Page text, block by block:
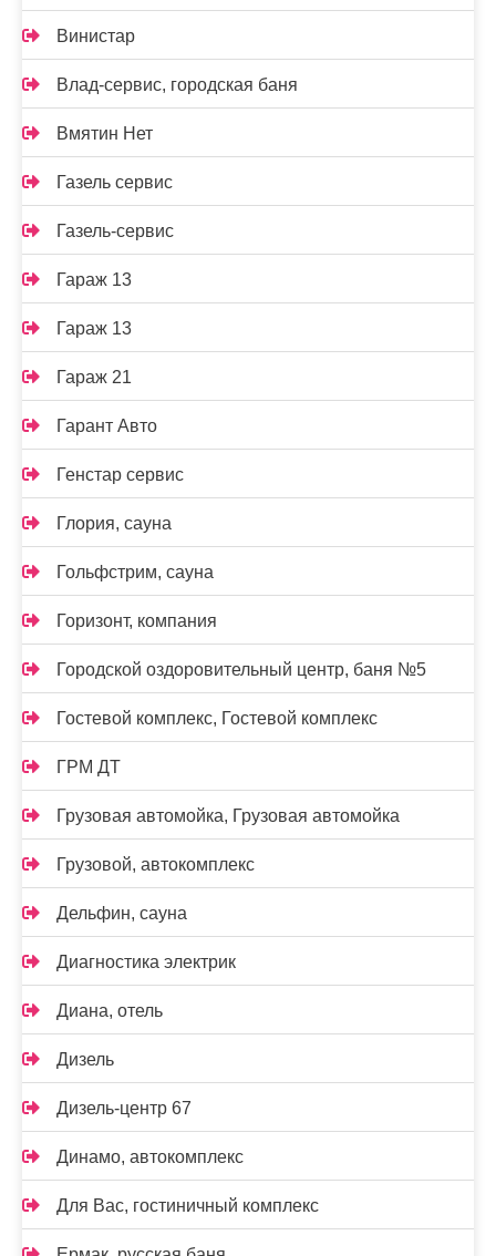
Винистар
Влад-сервис, городская баня
Вмятин Нет
Газель сервис
Газель-сервис
Гараж 13
Гараж 13
Гараж 21
Гарант Авто
Генстар сервис
Глория, сауна
Гольфстрим, сауна
Горизонт, компания
Городской оздоровительный центр, баня №5
Гостевой комплекс, Гостевой комплекс
ГРМ ДТ
Грузовая автомойка, Грузовая автомойка
Грузовой, автокомплекс
Дельфин, сауна
Диагностика электрик
Диана, отель
Дизель
Дизель-центр 67
Динамо, автокомплекс
Для Вас, гостиничный комплекс